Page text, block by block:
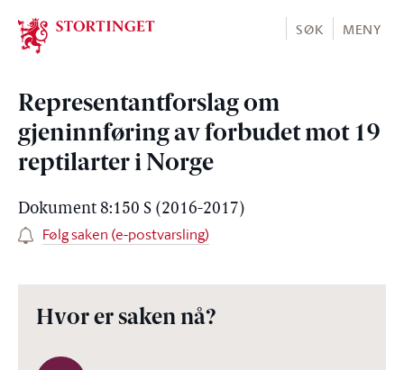
Stortinget.no
SØK MENY
Representantforslag om
gjeninnføring av forbudet mot 19
reptilarter i Norge
Dokument 8:150 S (2016-2017)
Følg saken (e-postvarsling)
Hvor er saken nå?